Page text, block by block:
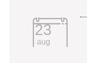
23
aug